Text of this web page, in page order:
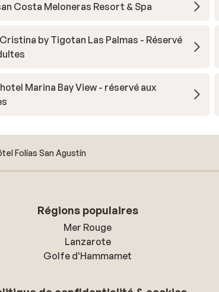
Costa Meloneras Resort & Spa
by Tigotan Las Palmas - Réservé
Marina Bay View - réservé aux
Folías San Agustín
Régions populaires
Mer Rouge
Lanzarote
Golfe d'Hammamet